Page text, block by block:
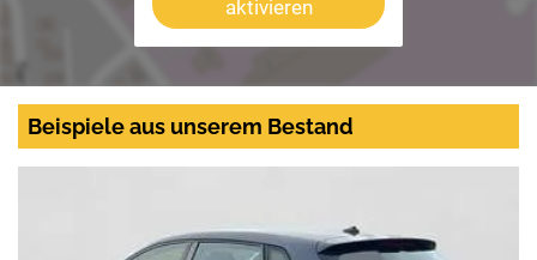
aktivieren
Beispiele aus unserem Bestand